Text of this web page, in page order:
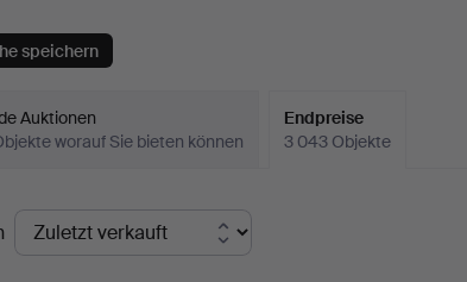
speichern
Auktionen
worauf Sie bieten können
Endpreise
3 043 Objekte